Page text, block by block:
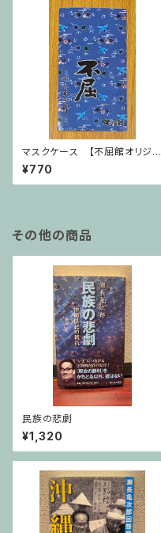
マスクケース 【不屈館オリジナ
ル】
¥770
その他の商品
民族の悲劇
¥1,320